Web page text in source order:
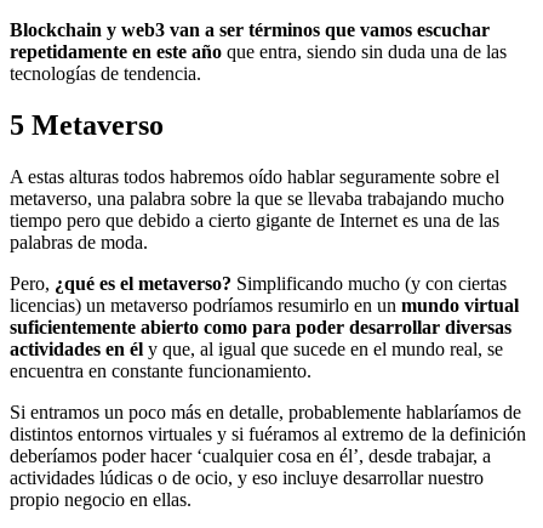
Blockchain y web3 van a ser términos que vamos escuchar
repetidamente en este año que entra, siendo sin duda una de las
tecnologías de tendencia.
5 Metaverso
A estas alturas todos habremos oído hablar seguramente sobre el
metaverso, una palabra sobre la que se llevaba trabajando mucho
tiempo pero que debido a cierto gigante de Internet es una de las
palabras de moda.
Pero, ¿qué es el metaverso? Simplificando mucho (y con ciertas
licencias) un metaverso podríamos resumirlo en un mundo virtual
suficientemente abierto como para poder desarrollar diversas
actividades en él y que, al igual que sucede en el mundo real, se
encuentra en constante funcionamiento.
Si entramos un poco más en detalle, probablemente hablaríamos de
distintos entornos virtuales y si fuéramos al extremo de la definición
deberíamos poder hacer ‘cualquier cosa en él’, desde trabajar, a
actividades lúdicas o de ocio, y eso incluye desarrollar nuestro
propio negocio en ellas.